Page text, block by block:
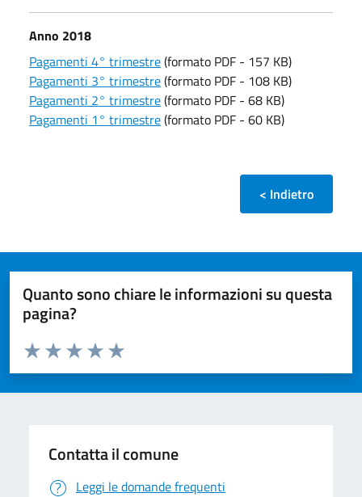
Anno 2018
Pagamenti 4° trimestre(formato PDF - 157 KB)
Pagamenti 3° trimestre(formato PDF - 108 KB)
Pagamenti 2° trimestre(formato PDF - 68 KB)
Pagamenti 1° trimestre(formato PDF - 60 KB)
< Indietro
Quanto sono chiare le informazioni su questa
pagina?
Valuta da 1 a 5 stelle la pagina
Valuta 5 stelle su 5
Valuta 4 stelle su 5
Valuta 3 stelle su 5
Valuta 2 stelle su 5
Valuta 1 stelle su 5
Contatta il comune
Leggi le domande frequenti